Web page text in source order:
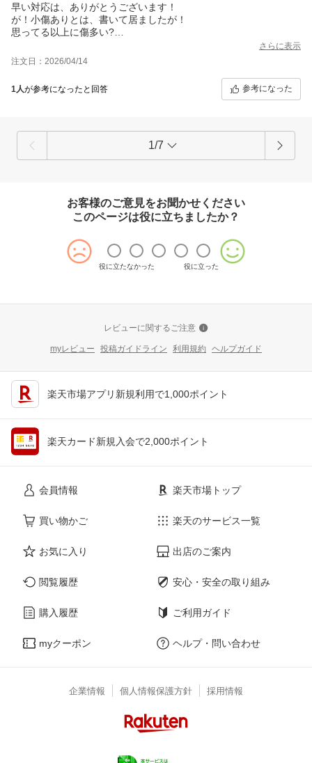
早い対応は、ありがとうございます！
が！小傷ありとは、書いて居ましたが！
思ってる以上に傷多い?
なので、マスキングテープを貼って自分で色塗り直しました！自
分で出来る方は何も思わないかもですね！
さらに表示
注文日：2026/04/14
1人が参考になったと回答 参考になった
1/7
お客様のご意見をお聞かせください
このページは役に立ちましたか？
役に立たなかった 役に立った
レビューに関するご注意
myレビュー 投稿ガイドライン 利用規約 ヘルプガイド
楽天市場アプリ新規利用で1,000ポイント
楽天カード新規入会で2,000ポイント
会員情報
買い物かご
お気に入り
閲覧履歴
購入履歴
myクーポン
楽天市場トップ
楽天のサービス一覧
出店のご案内
安心・安全の取り組み
ご利用ガイド
ヘルプ・問い合わせ
企業情報 個人情報保護方針 採用情報